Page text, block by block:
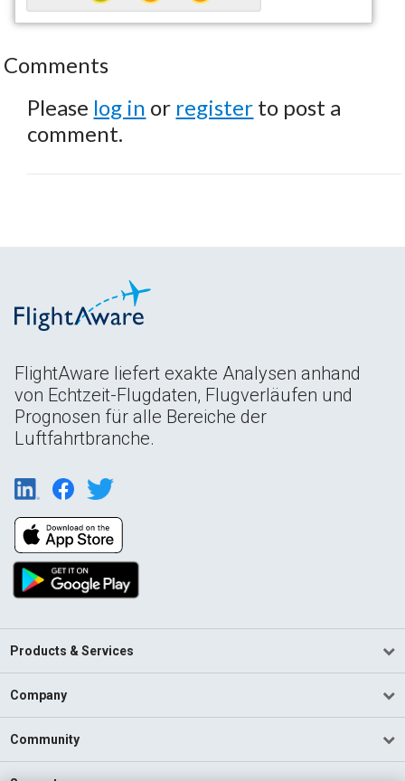
Comments
Please log in or register to post a
comment.
FlightAware liefert exakte Analysen anhand
von Echtzeit-Flugdaten, Flugverläufen und
Prognosen für alle Bereiche der
Luftfahrtbranche.
Products & Services
Company
Community